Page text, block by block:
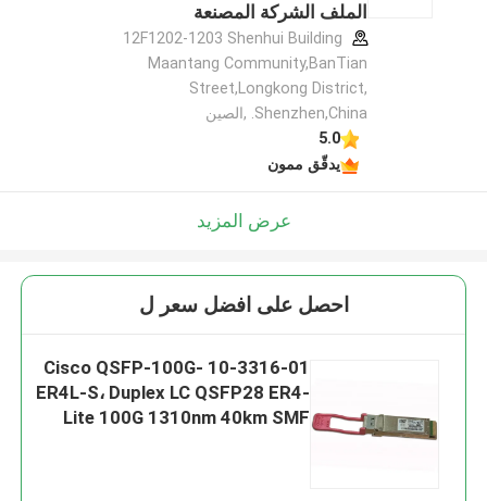
الملف الشركة المصنعة
12F1202-1203 Shenhui Building
Maantang Community,BanTian
Street,Longkong District,
Shenzhen,China. ,الصين
5.0
يدقّق ممون
عرض المزيد
احصل على افضل سعر ل
10-3316-01 Cisco QSFP-100G-
ER4L-S، Duplex LC QSFP28 ER4-
Lite 100G 1310nm 40km SMF